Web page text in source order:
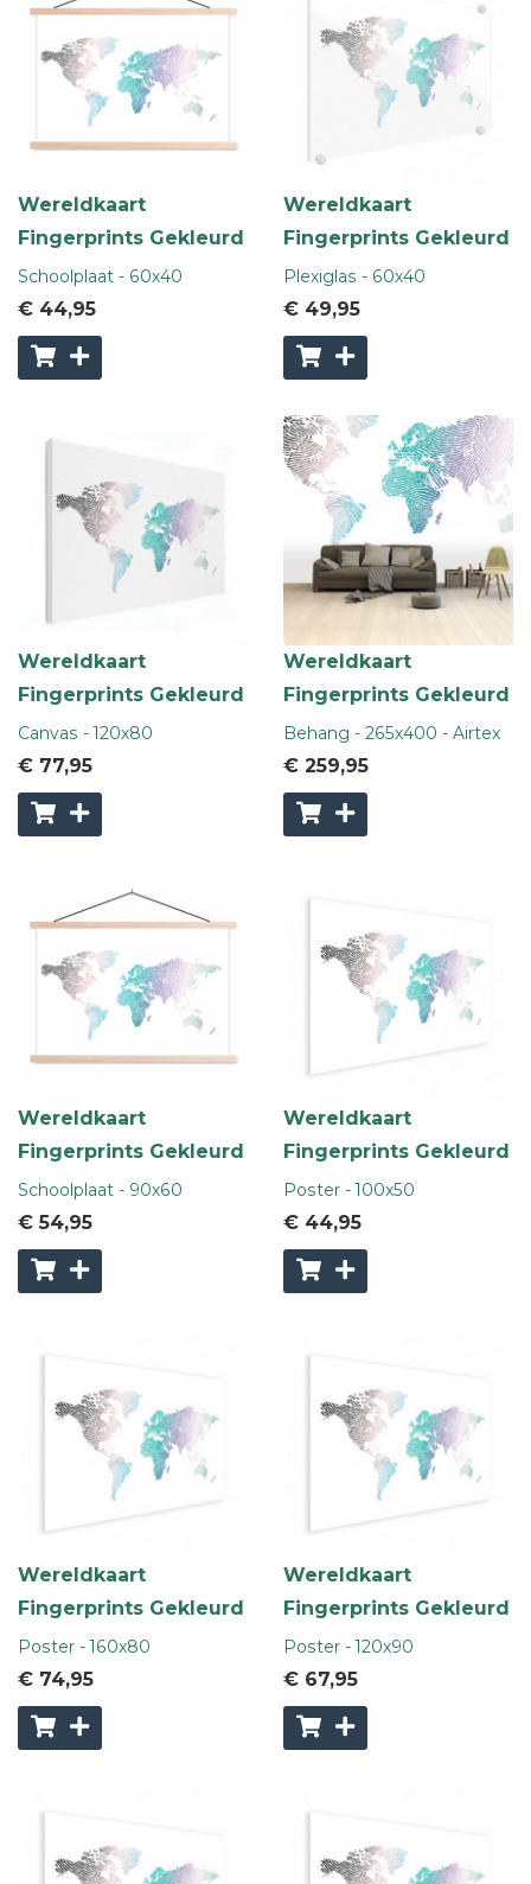
Wereldkaart
Fingerprints Gekleurd
Schoolplaat - 60x40
€ 44,95
Wereldkaart
Fingerprints Gekleurd
Plexiglas - 60x40
€ 49,95
Wereldkaart
Fingerprints Gekleurd
Canvas - 120x80
€ 77,95
Wereldkaart
Fingerprints Gekleurd
Behang - 265x400 - Airtex
€ 259,95
Wereldkaart
Fingerprints Gekleurd
Schoolplaat - 90x60
€ 54,95
Wereldkaart
Fingerprints Gekleurd
Poster - 100x50
€ 44,95
Wereldkaart
Fingerprints Gekleurd
Poster - 160x80
€ 74,95
Wereldkaart
Fingerprints Gekleurd
Poster - 120x90
€ 67,95